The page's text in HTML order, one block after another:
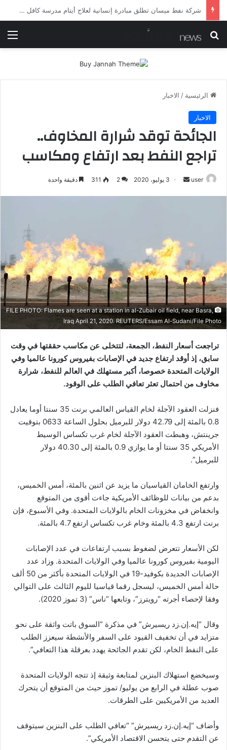
شرطة ميسان تلقي القبض على مطلقي العيارات النارية أثناء تشييع جنائزي في العمارة
بحث عن
الرئيسية / الاخبار
الاخبار
الجائحة توقد شرارة المخاوف..
تراجع النفط بعد ارتفاع ومكاسب
user
أرسل 3 يوليو، 2020 2
311 دقيقة واحدة
FILE PHOTO: Flames are seen at a station in al-Zubair oil field, near Basra,
Iraq April 21, 2020. REUTERS/Essam Al-Sudani/File Photo
تراجعت أسعار النفط، الجمعة، لتتخلى عن مكاسب حققتها في وقت
سابق، إذ أوقد ارتفاع جديد في الإصابات بفيروس كورونا عالميا وفي
الولايات المتحدة خصوصا، أكبر مستهلك في العالم للنفط، شرارة
مخاوف من احتمال تعثر تعافي الطلب على الوقود.
فنزلت العقود الآجلة لخام القياس العالمي برنت 35 سنتا أوما يعادل
0.8 بالمئة إلى 42.79 دولار للبرميل بحلول الساعة 0633 بتوقيت
جرينتش، وهبطت العقود الآجلة لخام غرب تكساس الوسيط
الأمريكي 35 سنتا أو ما يوازي 0.9 بالمئة إلى 40.30 دولار
للبرميل”.
وارتفع الخامان القياسيان ما يزيد عن اثنين بالمئة، أمس الخميس،
بدعم من بيانات للوظائف الأمريكية جاءت أقوى من المتوقع
وانخفاض في مخزونات الخام بالولايات المتحدة. وفي الأسبوع، فإن
برنت ارتفع 4.3 بالمئة وخام غرب تكساس ارتفع 4.7 بالمئة.
لكن الأسعار تتعرض لضغوط بسبب ارتفاعات في عدد الإصابات
اليومية بفيروس كورونا عالميا وفي الولايات المتحدة. وزاد عدد
الإصابات الجديدة بكوفيد-19 في الولايات المتحدة بأكثر من 50 ألف
حالة أمس الخميس، ليسجل رقما قياسيا لليوم الثالث على التوالي
وفقا لإحصاء أجرته “رويترز”، وتابعها “ناس” (3 تموز 2020).
وقال “إيه.إن.زد ريسيرش” في مذكرة “السوق باتت واثقة على نحو
متزايد في أن تخفيف القيود على السفر والأنشطة سيعزز الطلب
على النفط الخام، لكن تقدم الجائحة يهدد بعرقلة هذا التعافي”.
وسيخضع استهلاك البنزين لمتابعة وثيقة إذ تتجه الولايات المتحدة
صوب عطلة في الرابع من يوليو/ تموز حيث من المتوقع أن يتحرك
العديد من الأمريكيين على الطرقات.
وأضاف “إيه.إن.زد ريسيرش” “تعافي الطلب على البنزين سيتوقف
عن التقدم حتى يتحسن الاقتصاد الأمريكي”.